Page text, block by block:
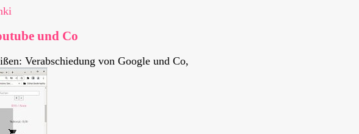
und Co
Verabschiedung von Google und Co,